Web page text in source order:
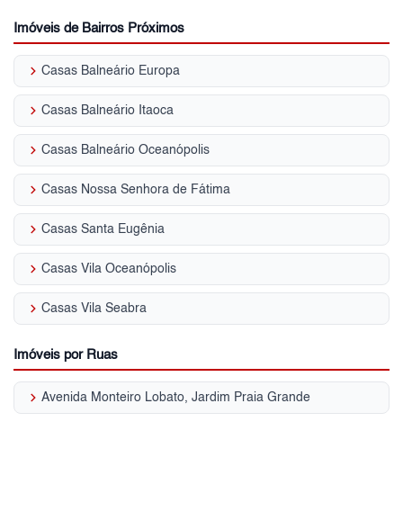
Imóveis de Bairros Próximos
keyboard_arrow_right Casas Balneário Europa
keyboard_arrow_right Casas Balneário Itaoca
keyboard_arrow_right Casas Balneário Oceanópolis
keyboard_arrow_right Casas Nossa Senhora de Fátima
keyboard_arrow_right Casas Santa Eugênia
keyboard_arrow_right Casas Vila Oceanópolis
keyboard_arrow_right Casas Vila Seabra
Imóveis por Ruas
keyboard_arrow_right Avenida Monteiro Lobato, Jardim Praia Grande